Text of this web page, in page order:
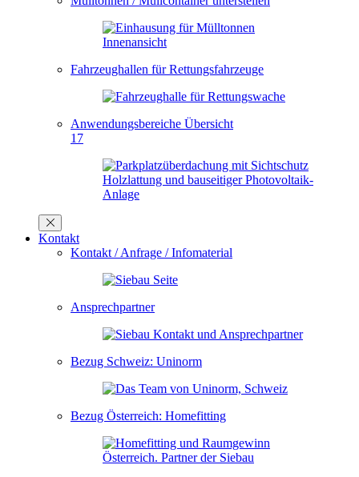
Fahrzeughallen für Rettungsfahrzeuge
Anwendungsbereiche Übersicht
17
Kontakt
Kontakt / Anfrage / Infomaterial
Ansprechpartner
Bezug Schweiz: Uninorm
Bezug Österreich: Homefitting